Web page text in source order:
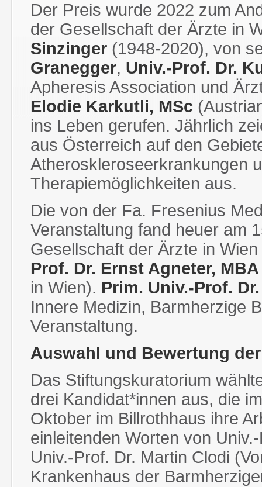
Der Preis wurde 2022 zum
der Gesellschaft der Ärzte in
Sinzinger (1948-2020), von
Granegger, Univ.-Prof. Dr.
Apheresis Association und
Elodie Karkutli, MSc
ins Leben gerufen. Jährlich
aus Österreich auf den
Atheroskleroseerkrankungen
Therapiemöglichkeiten aus.
Die von der Fa. Fresenius
Veranstaltung fand heuer am
Gesellschaft der Ärzte in
Prof. Dr. Ernst Agneter, MBA
in Wien). Prim. Univ.-Prof.
Innere Medizin, Barmherzige
Veranstaltung.
Auswahl und Bewertung
Das Stiftungskuratorium
drei Kandidat*innen aus, die
Oktober im Billrothhaus ihre
einleitenden Worten von
Univ.-Prof. Dr. Martin Clodi
Krankenhaus der